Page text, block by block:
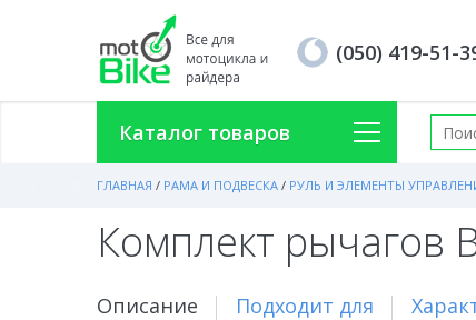
(050) 419-51-
Каталог товаров
ГЛАВНАЯ / РАМА И ПОДВЕСКА / РУЛЬ И ЭЛЕМЕНТЫ
Комплект рычагов
Описание Подходит для